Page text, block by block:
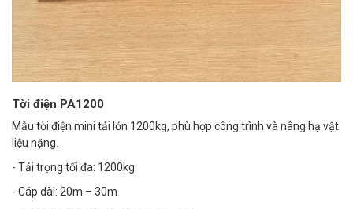
Tời điện PA1200
Mẫu tời điện mini tải lớn 1200kg, phù hợp công trình và nâng hạ vật
liệu nặng.
- Tải trọng tối đa: 1200kg
- Cáp dài: 20m – 30m